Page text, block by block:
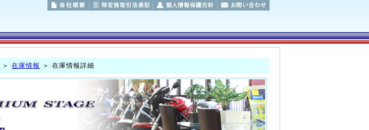
＞ 在庫情報 ＞ 在庫情報詳細